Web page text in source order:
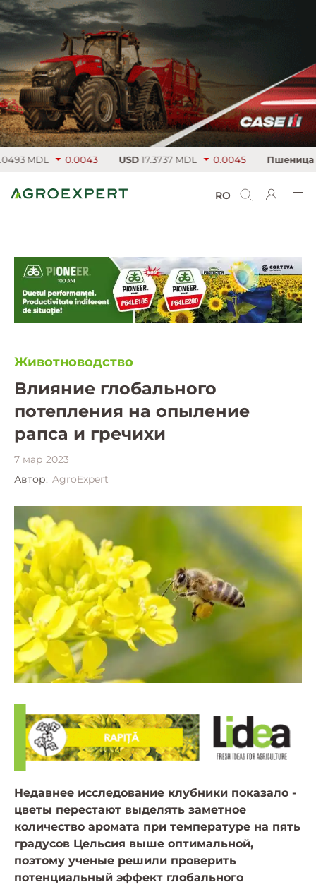
MDL 0.0043 USD17.3737 MDL 0.0045 Пшеница
RO
Животноводство
Влияние глобального
потепления на опыление
рапса и гречихи
7 мар 2023
Автор: AgroExpert
Недавнее исследование клубники показало -
цветы перестают выделять заметное
количество аромата при температуре на пять
градусов Цельсия выше оптимальной,
поэтому ученые решили проверить
потенциальный эффект глобального